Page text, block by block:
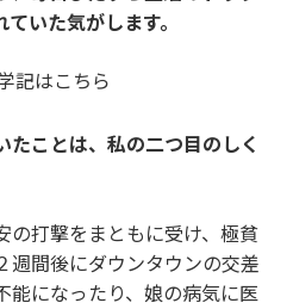
いた気がします。
記は こちら
たことは、私の二つ目のしく
の打撃をまともに受け、極貧
週間後にダウンタウンの交差
能になったり、娘の病気に医